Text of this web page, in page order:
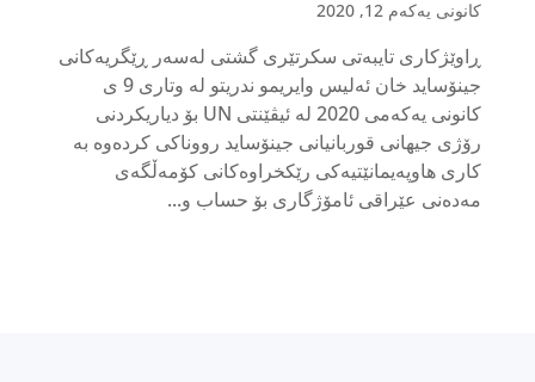
کانونی یەکەم 12, 2020
ڕاوێژکاری تایبەتی سکرتێری گشتی لەسەر ڕێگریەکانی
جینۆساید خان ئەلیس وایریمو ندریتو لە وتاری 9 ی
کانونی یەکەمی 2020 لە ئیڤێنتی UN بۆ دیاریکردنی
رۆژی جیهانی قوربانیانی جینۆساید رووناکی کردەوە بە
کاری هاوپەیمانێتیەکی رێکخراوەکانی کۆمەڵگەی
مەدەنی عێراقی ئامۆژگاری بۆ حساب و...